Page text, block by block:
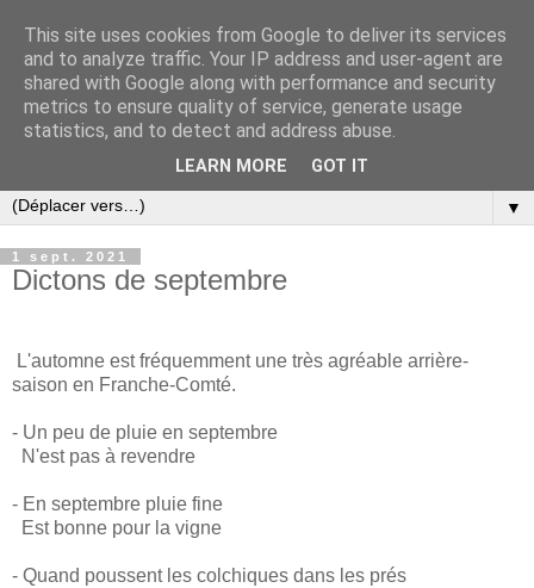
▼
1 sept. 2021
Dictons de septembre
L'automne est fréquemment une très agréable arrière-
saison en Franche-Comté.
- Un peu de pluie en septembre
N'est pas à revendre
- En septembre pluie fine
Est bonne pour la vigne
- Quand poussent les colchiques dans les prés
This site uses cookies from Google to deliver its services
and to analyze traffic. Your IP address and user-agent are
shared with Google along with performance and security
metrics to ensure quality of service, generate usage
statistics, and to detect and address abuse.
LEARN MORE GOT IT